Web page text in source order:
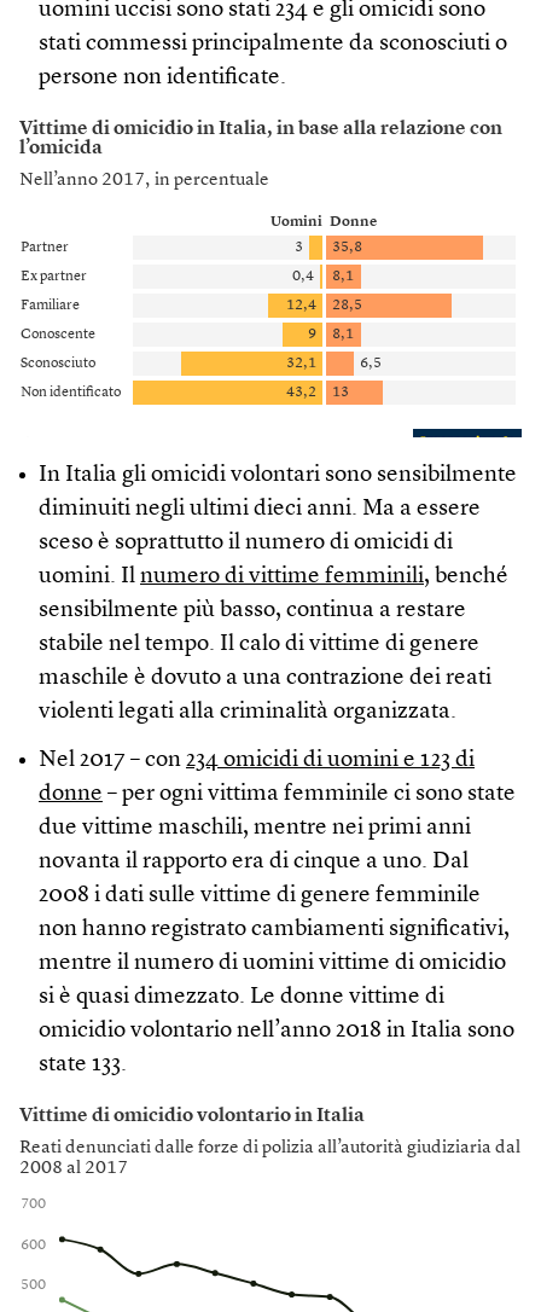
uomini uccisi sono stati 234 e gli omicidi sono
stati commessi principalmente da sconosciuti o
persone non identificate.
In Italia gli omicidi volontari sono sensibilmente
diminuiti negli ultimi dieci anni. Ma a essere
sceso è soprattutto il numero di omicidi di
uomini. Il numero di vittime femminili, benché
sensibilmente più basso, continua a restare
stabile nel tempo. Il calo di vittime di genere
maschile è dovuto a una contrazione dei reati
violenti legati alla criminalità organizzata.
Nel 2017 – con 234 omicidi di uomini e 123 di
donne – per ogni vittima femminile ci sono state
due vittime maschili, mentre nei primi anni
novanta il rapporto era di cinque a uno. Dal
2008 i dati sulle vittime di genere femminile
non hanno registrato cambiamenti significativi,
mentre il numero di uomini vittime di omicidio
si è quasi dimezzato. Le donne vittime di
omicidio volontario nell’anno 2018 in Italia sono
state 133.